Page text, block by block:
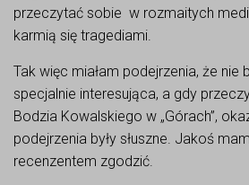
przeczytać sobie w rozmaitych
karmią się tragediami.
Tak więc miałam podejrzenia, że nie
specjalnie interesująca, a gdy
Bodzia Kowalskiego w „Górach”,
podejrzenia były słuszne. Jakoś
recenzentem zgodzić.